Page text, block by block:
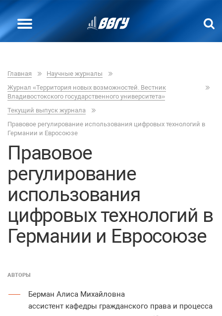
Главная
Научные журналы
Журнал «Территория новых возможностей. Вестник
Владивостокского государственного университета»
Текущий выпуск журнала
Правовое регулирование использования цифровых технологий в
Германии и Евросоюзе
Правовое
регулирование
использования
цифровых технологий в
Германии и Евросоюзе
АВТОРЫ
Берман Алиса Михайловна
ассистент кафедры гражданского права и процесса